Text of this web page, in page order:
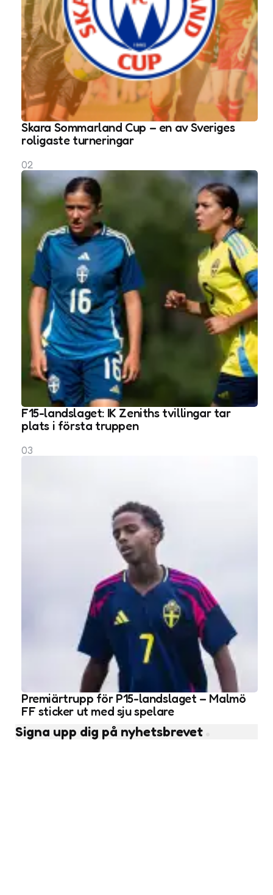
Skara Sommarland Cup – en av Sveriges
roligaste turneringar
02
F15-landslaget: IK Zeniths tvillingar tar
plats i första truppen
03
Premiärtrupp för P15-landslaget – Malmö
FF sticker ut med sju spelare
Signa upp dig på nyhetsbrevet